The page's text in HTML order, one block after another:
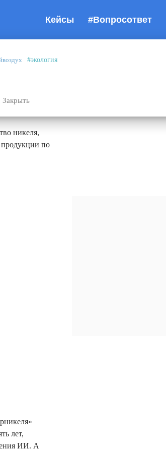
#экология
Закрыть
Кейсы #Вопросответ
никеля,
по
лет,
ИИ. А